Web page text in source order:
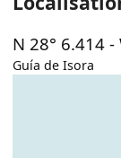
N 28° 6.414 -
Guía de Isora